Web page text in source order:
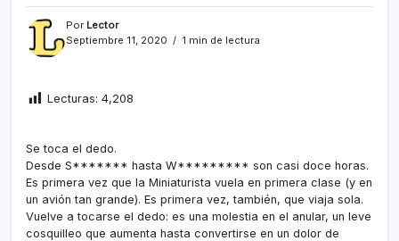
Por Lector
Septiembre 11, 2020
1 min de lectura
Lecturas: 4,208
Se toca el dedo.
Desde S******* hasta W********* son casi doce horas.
Es primera vez que la Miniaturista vuela en primera clase (y en
un avión tan grande). Es primera vez, también, que viaja sola.
Vuelve a tocarse el dedo: es una molestia en el anular, un leve
cosquilleo que aumenta hasta convertirse en un dolor de